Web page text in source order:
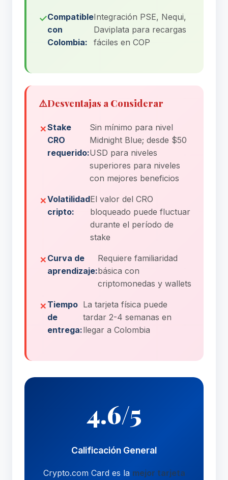
Compatible
con
Colombia:
Integración PSE, Nequi,
Daviplata para recargas
fáciles en COP
⚠️Desventajas a Considerar
Stake
CRO
requerido:
Sin mínimo para nivel
Midnight Blue; desde $50
USD para niveles
superiores para niveles
con mejores beneficios
Volatilidad
cripto:
El valor del CRO
bloqueado puede fluctuar
durante el período de
stake
Curva de
aprendizaje:
Requiere familiaridad
básica con
criptomonedas y wallets
Tiempo
de
entrega:
La tarjeta física puede
tardar 2-4 semanas en
llegar a Colombia
4.6/5
Calificación General
Crypto.com Card es la mejor tarjeta